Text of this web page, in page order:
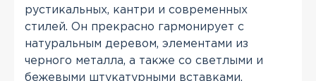
рустикальных, кантри и современных
стилей. Он прекрасно гармонирует с
натуральным деревом, элементами из
черного металла, а также со светлыми и
бежевыми штукатурными вставками,